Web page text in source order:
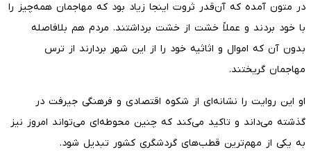
در متون آمده که آن‌قدر ثروت اینجا زیاد بود که مهاجمان همه‌چیز را
با خود بردند و عملاً خشت از خشت برداشتند. مردم هم بلافاصله
بدون آن که اموال و اثاثیه خود را از این شهر بردارند از ترس
مهاجمان گریختند.
او این روایت را نشانه‌ای از شکوه اقتصادی و فرهنگی جیرفت در
گذشته می‌داند و تاکید می‌کند که چنین محوطه‌ای می‌تواند امروز نیز
به یکی از مهم‌ترین قطب‌های گردشگری کشور تبدیل شود.